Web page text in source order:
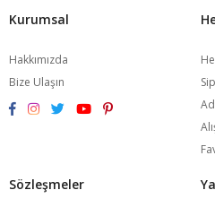
Kurumsal
Hakkımızda
Bize Ulaşın
Sözleşmeler